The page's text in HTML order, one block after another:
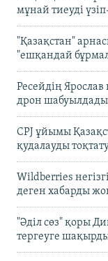
мұнай тиеуді
"Қазақстан"
"ешқандай
Ресейдің
дрон шабуылдады
CPJ ұйымы
қудалауды
Wildberries
деген хабарды
"Әділ сөз" қоры
тергеуге